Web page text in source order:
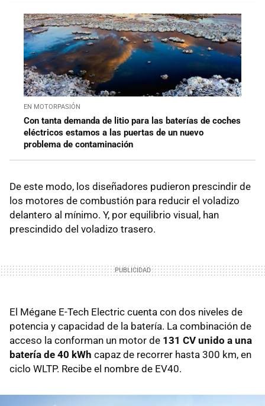
EN MOTORPASIÓN
Con tanta demanda de litio para las baterías de coches
eléctricos estamos a las puertas de un nuevo
problema de contaminación
De este modo, los diseñadores pudieron prescindir de
los motores de combustión para reducir el voladizo
delantero al mínimo. Y, por equilibrio visual, han
prescindido del voladizo trasero.
El Mégane E-Tech Electric cuenta con dos niveles de
potencia y capacidad de la batería. La combinación de
acceso la conforman un motor de 131 CV unido a una
batería de 40 kWh capaz de recorrer hasta 300 km, en
ciclo WLTP. Recibe el nombre de EV40.